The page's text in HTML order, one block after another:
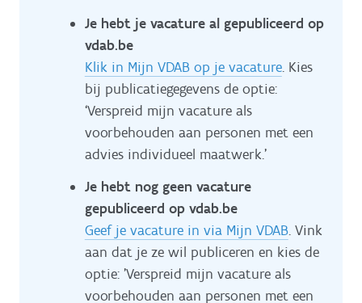
Je hebt je vacature al gepubliceerd op
vdab.be
Klik in Mijn VDAB op je vacature. Kies
bij publicatiegegevens de optie:
‘Verspreid mijn vacature als
voorbehouden aan personen met een
advies individueel maatwerk.’
Je hebt nog geen vacature
gepubliceerd op vdab.be
Geef je vacature in via Mijn VDAB. Vink
aan dat je ze wil publiceren en kies de
optie: 'Verspreid mijn vacature als
voorbehouden aan personen met een